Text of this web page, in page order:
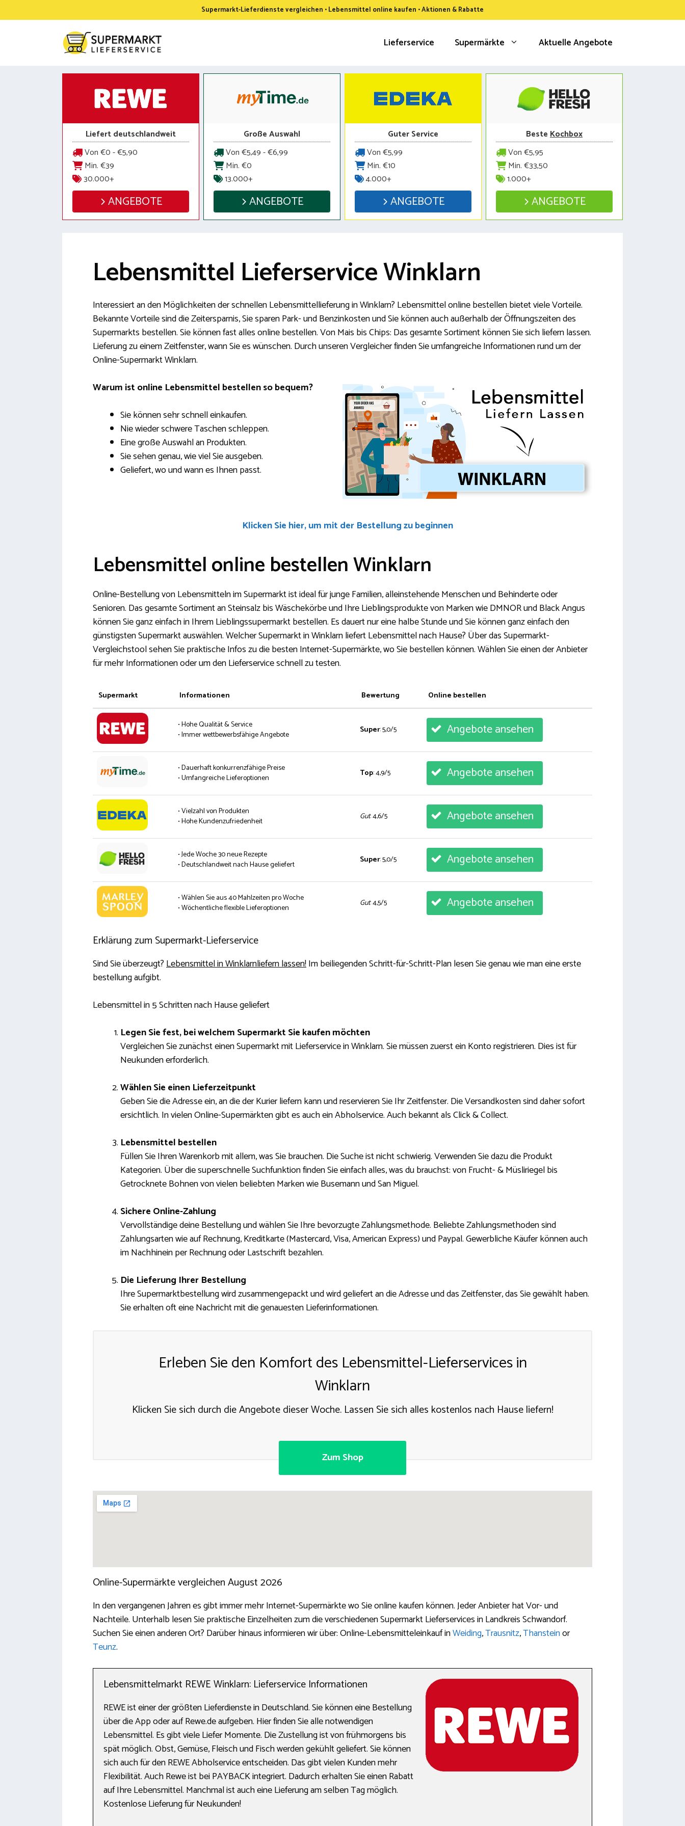
Inhalt
Supermarkt-Lieferdienste vergleichen • Lebensmittel online kaufen • Aktionen & Rabatte
Lieferservice Supermärkte Aktuelle Angebote
Liefert deutschlandweit
Von €0 - €5,90
Min. €39
30.000+
ANGEBOTE
Große Auswahl
Von €5,49 - €6,99
Min. €0
13.000+
ANGEBOTE
Guter Service
Von €5,99
Min. €10
4.000+
ANGEBOTE
BesteKochbox
Von €5,95
Min. €33,50
1.000+
ANGEBOTE
Lebensmittel Lieferservice Winklarn
Interessiert an den Möglichkeiten der schnellen Lebensmittellieferung in Winklarn? Lebensmittel online bestellen bietet viele Vorteile.
Bekannte Vorteile sind die Zeitersparnis, Sie sparen Park- und Benzinkosten und Sie können auch außerhalb der Öffnungszeiten des
Supermarkts bestellen. Sie können fast alles online bestellen. Von Mais bis Chips: Das gesamte Sortiment können Sie sich liefern lassen.
Lieferung zu einem Zeitfenster, wann Sie es wünschen. Durch unseren Vergleicher finden Sie umfangreiche Informationen rund um der
Online-Supermarkt Winklarn.
Warum ist online Lebensmittel bestellen so bequem?
Sie können sehr schnell einkaufen.
Nie wieder schwere Taschen schleppen.
Eine große Auswahl an Produkten.
Sie sehen genau, wie viel Sie ausgeben.
Geliefert, wo und wann es Ihnen passt.
Klicken Sie hier, um mit der Bestellung zu beginnen
Lebensmittel online bestellen Winklarn
Online-Bestellung von Lebensmitteln im Supermarkt ist ideal für junge Familien, alleinstehende Menschen und Behinderte oder
Senioren. Das gesamte Sortiment an Steinsalz bis Wäschekörbe und Ihre Lieblingsprodukte von Marken wie DMNOR und Black Angus
können Sie ganz einfach in Ihrem Lieblingssupermarkt bestellen. Es dauert nur eine halbe Stunde und Sie können ganz einfach den
günstigsten Supermarkt auswählen. Welcher Supermarkt in Winklarn liefert Lebensmittel nach Hause? Über das Supermarkt-
Vergleichstool sehen Sie praktische Infos zu die besten Internet-Supermärkte, wo Sie bestellen können. Wählen Sie einen der Anbieter
für mehr Informationen oder um den Lieferservice schnell zu testen.
Supermarkt Informationen Bewertung Online bestellen
• Hohe Qualität & Service
• Immer wettbewerbsfähige Angebote
Super: 5,0/5 Angebote ansehen
• Dauerhaft konkurrenzfähige Preise
• Umfangreiche Lieferoptionen
Top: 4,9/5 Angebote ansehen
• Vielzahl von Produkten
• Hohe Kundenzufriedenheit
Gut: 4,6/5 Angebote ansehen
• Jede Woche 30 neue Rezepte
• Deutschlandweit nach Hause geliefert
Super: 5,0/5 Angebote ansehen
• Wählen Sie aus 40 Mahlzeiten pro Woche
• Wöchentliche flexible Lieferoptionen
Gut: 4,5/5 Angebote ansehen
Erklärung zum Supermarkt-Lieferservice
Sind Sie überzeugt?Lebensmittel in Winklarnliefern lassen!Im beiliegenden Schritt-für-Schritt-Plan lesen Sie genau wie man eine erste
bestellung aufgibt.
Lebensmittel in 5 Schritten nach Hause geliefert
Legen Sie fest, bei welchem Supermarkt Sie kaufen möchten
Vergleichen Sie zunächst einen Supermarkt mit Lieferservice in Winklarn. Sie müssen zuerst ein Konto registrieren. Dies ist für
Neukunden erforderlich.
Wählen Sie einen Lieferzeitpunkt
Geben Sie die Adresse ein, an die der Kurier liefern kann und reservieren Sie Ihr Zeitfenster. Die Versandkosten sind daher sofort
ersichtlich. In vielen Online-Supermärkten gibt es auch ein Abholservice. Auch bekannt als Click & Collect.
Lebensmittel bestellen
Füllen Sie Ihren Warenkorb mit allem, was Sie brauchen. Die Suche ist nicht schwierig. Verwenden Sie dazu die Produkt
Kategorien. Über die superschnelle Suchfunktion finden Sie einfach alles, was du brauchst: von Frucht- & Müsliriegel bis
Getrocknete Bohnen von vielen beliebten Marken wie Busemann und San Miguel.
Sichere Online-Zahlung
Vervollständige deine Bestellung und wählen Sie Ihre bevorzugte Zahlungsmethode. Beliebte Zahlungsmethoden sind
Zahlungsarten wie auf Rechnung, Kreditkarte (Mastercard, Visa, American Express) und Paypal. Gewerbliche Käufer können auch
im Nachhinein per Rechnung oder Lastschrift bezahlen.
Die Lieferung Ihrer Bestellung
Ihre Supermarktbestellung wird zusammengepackt und wird geliefert an die Adresse und das Zeitfenster, das Sie gewählt haben.
Sie erhalten oft eine Nachricht mit die genauesten Lieferinformationen.
Erleben Sie den Komfort des Lebensmittel-Lieferservices in
Winklarn
Klicken Sie sich durch die Angebote dieser Woche. Lassen Sie sich alles kostenlos nach Hause liefern!
Zum Shop
Online-Supermärkte vergleichen August 2026
In den vergangenen Jahren es gibt immer mehr Internet-Supermärkte wo Sie online kaufen können. Jeder Anbieter hat Vor- und
Nachteile. Unterhalb lesen Sie praktische Einzelheiten zum die verschiedenen Supermarkt Lieferservices in Landkreis Schwandorf.
Suchen Sie einen anderen Ort? Darüber hinaus informieren wir über: Online-Lebensmitteleinkauf inWeiding,Trausnitz,Thansteinor
Teunz.
Lebensmittelmarkt REWE Winklarn: Lieferservice Informationen
REWE ist einer der größten Lieferdienste in Deutschland. Sie können eine Bestellung
über die App oder auf Rewe.de aufgeben. Hier finden Sie alle notwendigen
Lebensmittel. Es gibt viele Liefer Momente. Die Zustellung ist von frühmorgens bis
spät möglich. Obst, Gemüse, Fleisch und Fisch werden gekühlt geliefert. Sie können
sich auch für den REWE Abholservice entscheiden. Das gibt vielen Kunden mehr
Flexibilität. Auch Rewe ist bei PAYBACK integriert. Dadurch erhalten Sie einen Rabatt
auf Ihre Lebensmittel. Manchmal ist auch eine Lieferung am selben Tag möglich.
Kostenlose Lieferung für Neukunden!